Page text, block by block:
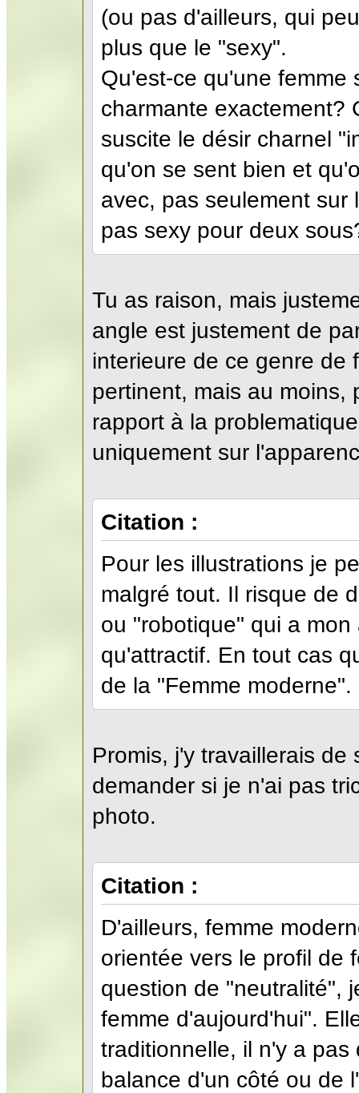
(ou pas d'ailleurs, qui
plus que le "sexy".
Qu'est-ce qu'une femme
charmante exactement?
suscite le désir charnel
qu'on se sent bien et
avec, pas seulement
pas sexy pour deux
Tu as raison, mais
angle est justement de
interieure de ce genre de
pertinent, mais au moins,
rapport à la
uniquement sur
Citation :
Pour les illustrations je
malgré tout. Il risque de
ou "robotique" qui a
qu'attractif. En tout cas
de la "Femme moderne".
Promis, j'y travaillerais
demander si je n'ai pas
photo.
Citation :
D'ailleurs, femme
orientée vers le profil de
question de "neutralité",
femme d'aujourd'hui".
traditionnelle, il n'y a
balance d'un côté ou de